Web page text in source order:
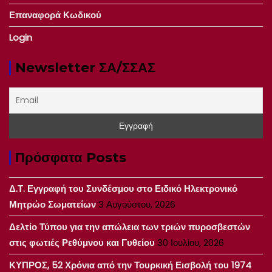
Επαναφορά Κωδικού
Login
Newsletter ΣΑ/ΣΣΑΣ
Πρόσφατα Posts
Δ.Τ. Εγγραφή του Συνδέσμου στο Ειδικό Ηλεκτρονικό
Μητρώο Σωματείων3 Αυγούστου, 2026
Δελτίο Τύπου για την απώλεια των τριών πυροσβεστών
στις φωτιές Ρεθύμνου και Γυθείου 30 Ιουλίου, 2026
ΚΥΠΡΟΣ, 52 Χρόνια από την Τουρκική Εισβολή του 1974